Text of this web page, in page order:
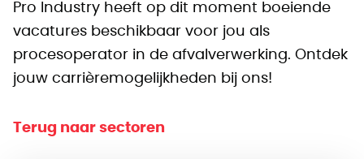
Pro Industry heeft op dit moment boeiende
vacatures beschikbaar voor jou als
procesoperator in de afvalverwerking. Ontdek
jouw carrièremogelijkheden bij ons!
Terug naar sectoren